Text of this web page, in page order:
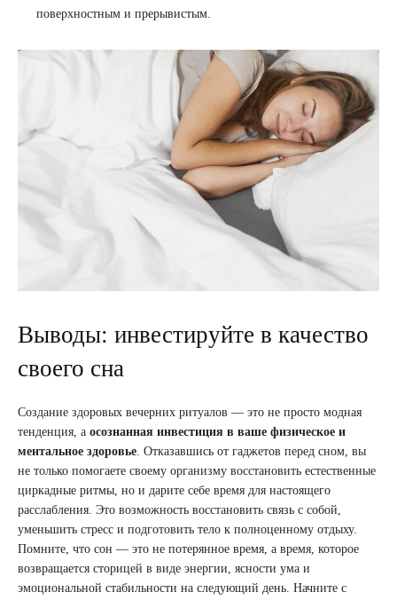
поверхностным и прерывистым.
Выводы: инвестируйте в качество
своего сна
Создание здоровых вечерних ритуалов — это не просто модная
тенденция, а осознанная инвестиция в ваше физическое и
ментальное здоровье. Отказавшись от гаджетов перед сном, вы
не только помогаете своему организму восстановить естественные
циркадные ритмы, но и дарите себе время для настоящего
расслабления. Это возможность восстановить связь с собой,
уменьшить стресс и подготовить тело к полноценному отдыху.
Помните, что сон — это не потерянное время, а время, которое
возвращается сторицей в виде энергии, ясности ума и
эмоциональной стабильности на следующий день. Начните с